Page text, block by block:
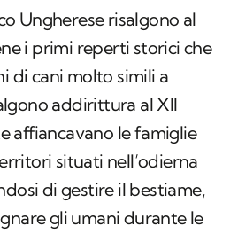
Ungherese risalgono al
i primi reperti storici che
di cani molto simili a
addirittura al XII
affiancavano le famiglie
situati nell’odierna
di gestire il bestiame,
gli umani durante le